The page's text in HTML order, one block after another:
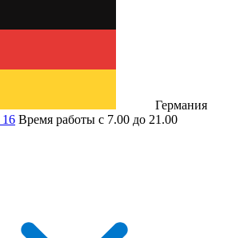
Германия
16 Время работы с 7.00 до 21.00